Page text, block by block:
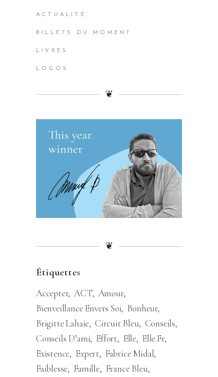
ACTUALITÉ
BILLETS DU MOMENT
LIVRES
LOGOS
❦
❦
Étiquettes
Accepter ACT Amour
Bienveillance Envers Soi Bonheur
Brigitte Lahaie Circuit Bleu Conseils
Conseils D’ami Effort Elle
Elle.fr
Existence
Expert
Fabrice Midal
Faiblesse
Famille
France Bleu